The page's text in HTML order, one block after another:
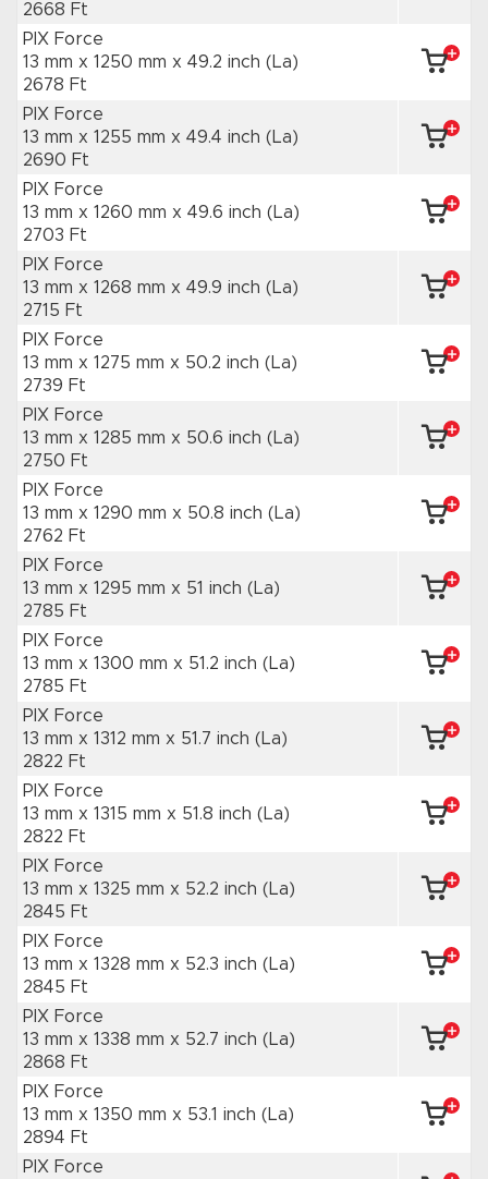
2668 Ft
PIX Force
13 mm x 1250 mm x 49.2 inch (La)
2678 Ft
PIX Force
13 mm x 1255 mm x 49.4 inch (La)
2690 Ft
PIX Force
13 mm x 1260 mm x 49.6 inch (La)
2703 Ft
PIX Force
13 mm x 1268 mm x 49.9 inch (La)
2715 Ft
PIX Force
13 mm x 1275 mm x 50.2 inch (La)
2739 Ft
PIX Force
13 mm x 1285 mm x 50.6 inch (La)
2750 Ft
PIX Force
13 mm x 1290 mm x 50.8 inch (La)
2762 Ft
PIX Force
13 mm x 1295 mm x 51 inch (La)
2785 Ft
PIX Force
13 mm x 1300 mm x 51.2 inch (La)
2785 Ft
PIX Force
13 mm x 1312 mm x 51.7 inch (La)
2822 Ft
PIX Force
13 mm x 1315 mm x 51.8 inch (La)
2822 Ft
PIX Force
13 mm x 1325 mm x 52.2 inch (La)
2845 Ft
PIX Force
13 mm x 1328 mm x 52.3 inch (La)
2845 Ft
PIX Force
13 mm x 1338 mm x 52.7 inch (La)
2868 Ft
PIX Force
13 mm x 1350 mm x 53.1 inch (La)
2894 Ft
PIX Force